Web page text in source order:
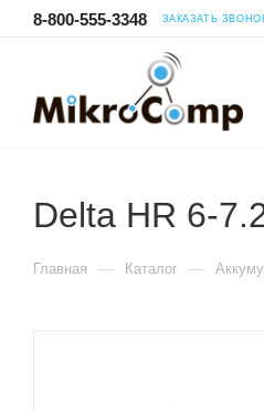
8-800-555-3348 ЗАКАЗАТЬ
Delta HR 6-
Главная — Каталог —